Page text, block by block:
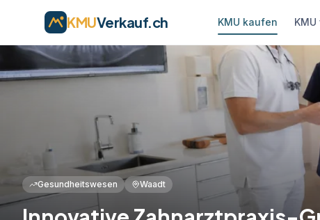
KMUVerkauf.ch KMU kaufen
Gesundheitswesen Waadt